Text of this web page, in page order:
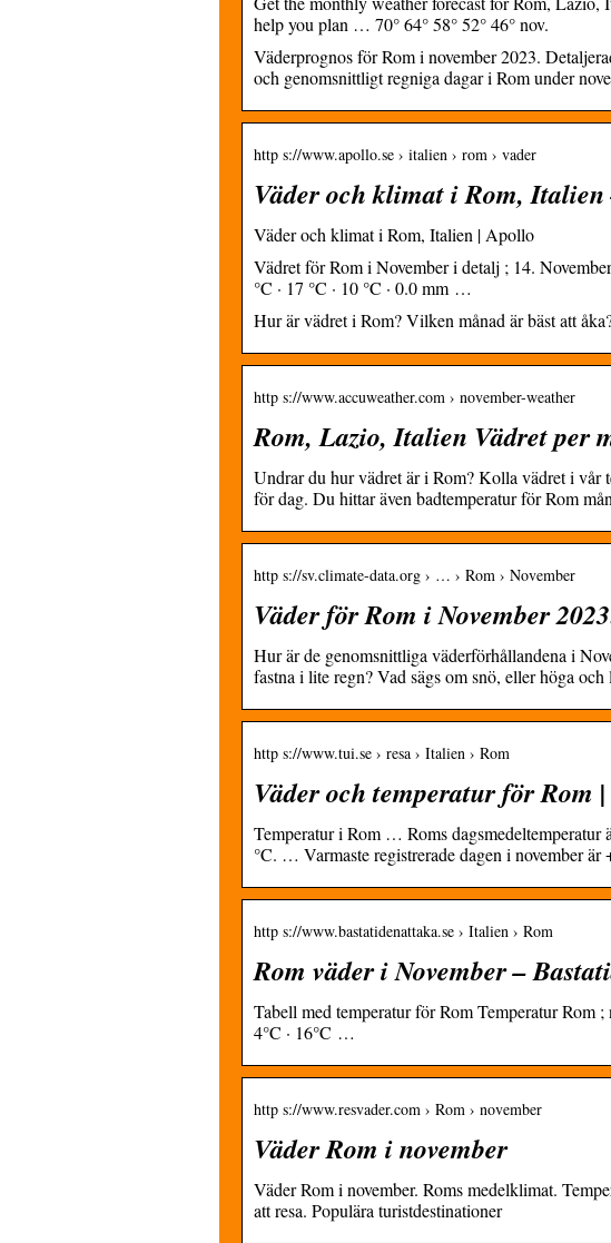
help you plan … 70° 64° 58° 52° 46° nov.
Väderprognos för Rom i november 2023.
och genomsnittligt regniga dagar i Rom under
http s://www.apollo.se › italien › rom › vader
Väder och klimat i Rom,
Väder och klimat i Rom, Italien | Apollo
Vädret för Rom i November i detalj ; 14.
°C · 17 °C · 10 °C · 0.0 mm …
Hur är vädret i Rom? Vilken månad är bäst att
http s://www.accuweather.com › november-weather
Rom, Lazio, Italien Vädret per
Undrar du hur vädret är i Rom? Kolla vädret i vår
för dag. Du hittar även badtemperatur för Rom
http s://sv.climate-data.org › … › Rom › November
Väder för Rom i November
Hur är de genomsnittliga väderförhållandena i
fastna i lite regn? Vad sägs om snö, eller höga
http s://www.tui.se › resa › Italien › Rom
Väder och temperatur för Rom
Temperatur i Rom … Roms dagsmedeltemperatur
°C. … Varmaste registrerade dagen i november
http s://www.bastatidenattaka.se › Italien › Rom
Rom väder i November –
Tabell med temperatur för Rom Temperatur Rom ;
4°C · 16°C …
http s://www.resvader.com › Rom › november
Väder Rom i november
Väder Rom i november. Roms medelklimat.
att resa. Populära turistdestinationer